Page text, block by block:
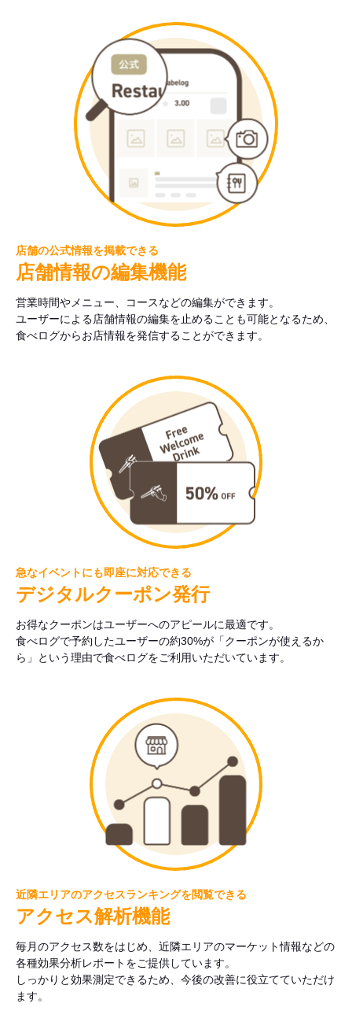
店舗の公式情報を掲載できる
店舗情報の編集機能
営業時間やメニュー、コースなどの編集ができます。
ユーザーによる店舗情報の編集を止めることも可能となるため、
食べログからお店情報を発信することができます。
急なイベントにも即座に対応できる
デジタルクーポン発行
お得なクーポンはユーザーへのアピールに最適です。
食べログで予約したユーザーの約30%が「クーポンが使えるか
ら」という理由で食べログをご利用いただいています。
近隣エリアのアクセスランキングを閲覧できる
アクセス解析機能
毎月のアクセス数をはじめ、近隣エリアのマーケット情報などの
各種効果分析レポートをご提供しています。
しっかりと効果測定できるため、今後の改善に役立てていただけ
ます。